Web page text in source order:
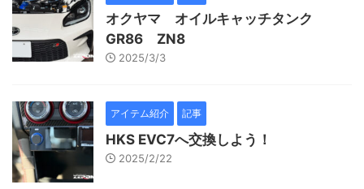
オクヤマ オイルキャッチタンク
GR86 ZN8
2025/3/3
アイテム紹介 記事
HKS EVC7へ交換しよう！
2025/2/22